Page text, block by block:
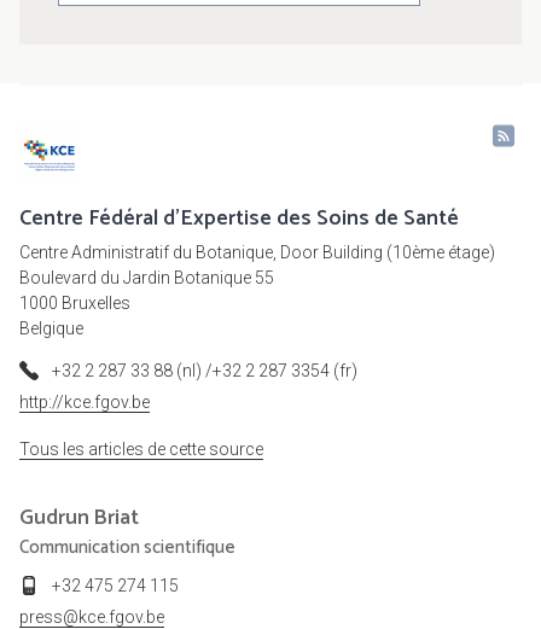
Centre Fédéral d'Expertise des Soins de Santé
Centre Administratif du Botanique, Door Building (10ème étage)
Boulevard du Jardin Botanique 55
1000 Bruxelles
Belgique
+32 2 287 33 88 (nl) /+32 2 287 3354 (fr)
http://kce.fgov.be
Tous les articles de cette source
Gudrun Briat
Communication scientifique
+32 475 274 115
press@kce.fgov.be